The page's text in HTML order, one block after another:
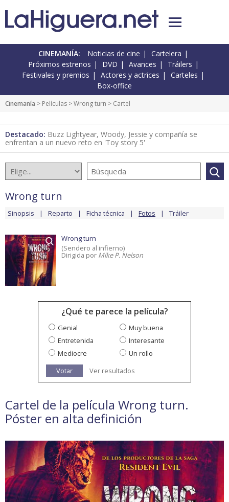
CINEMANÍA: Noticias de cine
Cartelera
Próximos estrenos
DVD Avances
Tráilers
Festivales y premios
Actores y actrices
Carteles
Box-office
Cinemanía > Películas >Wrong turn > Cartel
Destacado: Buzz Lightyear, Woody, Jessie y compañía se
enfrentan a un nuevo reto en 'Toy story 5'
Wrong turn
Sinopsis Reparto Ficha técnica Fotos Tráiler
Wrong turn
(Sendero al infierno)
Dirigida por Mike P. Nelson
¿Qué te parece la película?
Genial
Muy buena
Entretenida
Interesante
Mediocre
Un rollo
Votar
Ver resultados
Cartel de la película Wrong turn.
Póster en alta definición